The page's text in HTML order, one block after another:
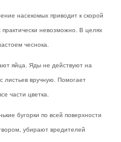
насекомых приводит к скорой
невозможно. В целях
чеснока.
яйца. Яды не действуют на
листьев вручную. Помогает
части цветка.
бугорки по всей поверхности
убирают вредителей